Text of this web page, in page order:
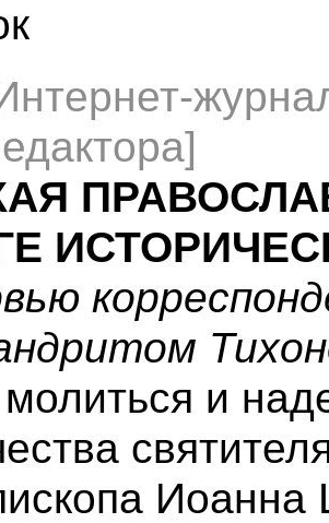
и
Иоанна